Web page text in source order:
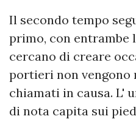
Il secondo tempo
primo, con entrambe
cercano di creare
portieri non vengono
chiamati in causa. L'
di nota capita sui